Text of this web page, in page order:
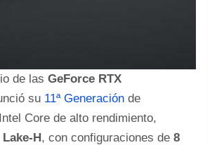
de las GeForce RTX
su 11ª Generación de
Core de alto rendimiento,
H, con configuraciones de 8